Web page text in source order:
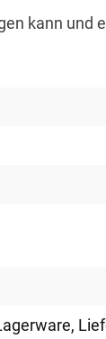
kann und
,